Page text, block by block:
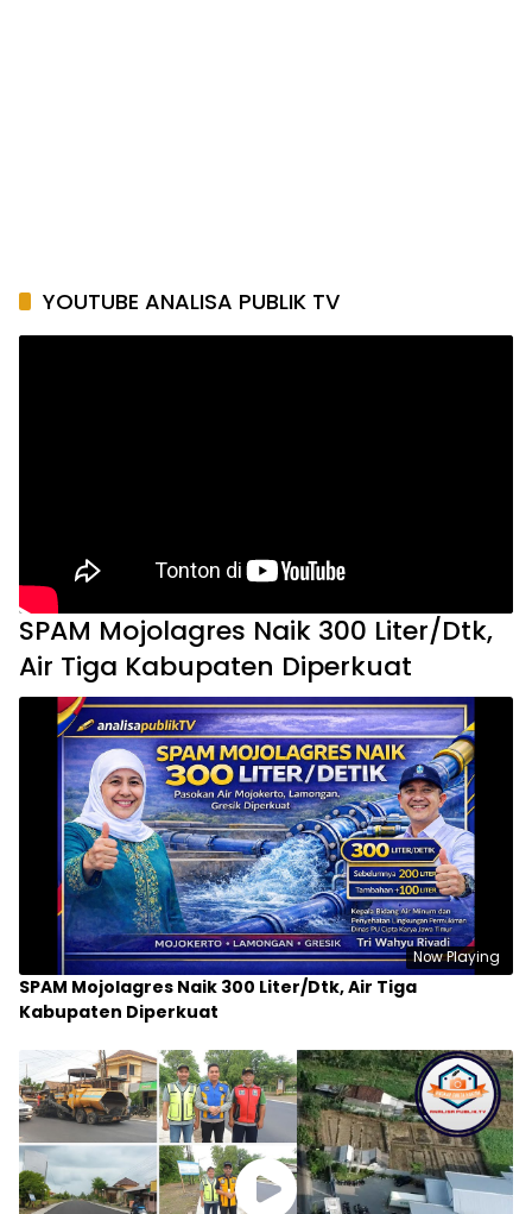
YOUTUBE ANALISA PUBLIK TV
SPAM Mojolagres Naik 300 Liter/Dtk,
Air Tiga Kabupaten Diperkuat
Now Playing
SPAM Mojolagres Naik 300 Liter/Dtk, Air Tiga
Kabupaten Diperkuat